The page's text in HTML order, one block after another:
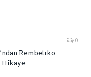
0
Rembetiko
Hikaye